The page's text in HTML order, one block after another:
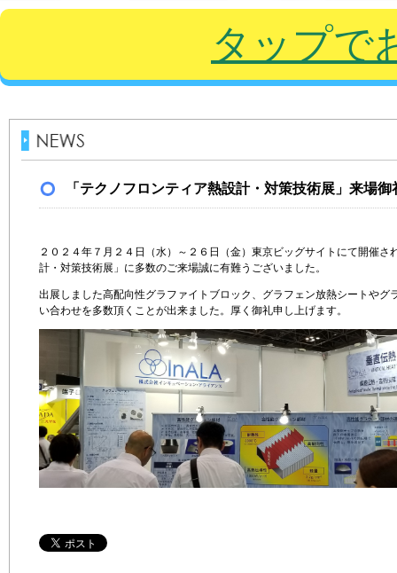
タップで
「テクノフロンティア熱設計・対策技術展」来場御
２０２４年７月２４日（水）～２６日（金）東京ビッグサイトにて開催
計・対策技術展」に多数のご来場誠に有難うございました。
出展しました高配向性グラファイトブロック、グラフェン放熱シートやグ
い合わせを多数頂くことが出来ました。厚く御礼申し上げます。